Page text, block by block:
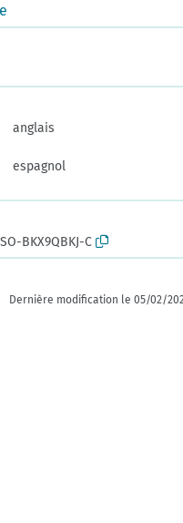
anglais
espagnol
BKX9QBKJ-C
Dernière modification le 05/02/